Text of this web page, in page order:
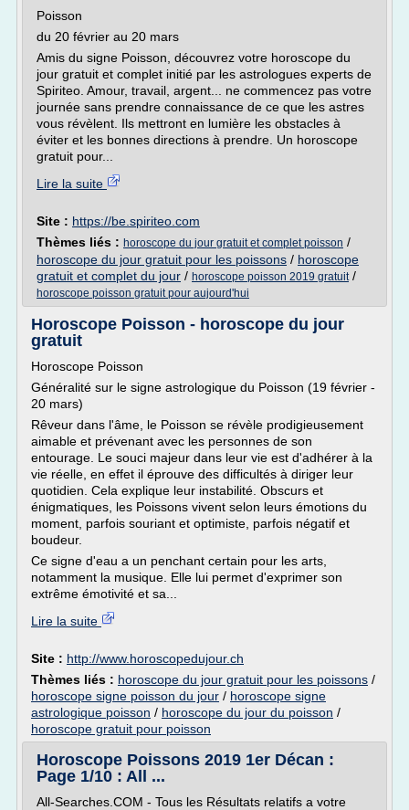
Poisson
du 20 février au 20 mars
Amis du signe Poisson, découvrez votre horoscope du
jour gratuit et complet initié par les astrologues experts de
Spiriteo. Amour, travail, argent... ne commencez pas votre
journée sans prendre connaissance de ce que les astres
vous révèlent. Ils mettront en lumière les obstacles à
éviter et les bonnes directions à prendre. Un horoscope
gratuit pour...
Lire la suite
Site : https://be.spiriteo.com
Thèmes liés : horoscope du jour gratuit et complet poisson /
horoscope du jour gratuit pour les poissons / horoscope
gratuit et complet du jour / horoscope poisson 2019 gratuit/
horoscope poisson gratuit pour aujourd'hui
Horoscope Poisson - horoscope du jour
gratuit
Horoscope Poisson
Généralité sur le signe astrologique du Poisson (19 février -
20 mars)
Rêveur dans l'âme, le Poisson se révèle prodigieusement
aimable et prévenant avec les personnes de son
entourage. Le souci majeur dans leur vie est d'adhérer à la
vie réelle, en effet il éprouve des difficultés à diriger leur
quotidien. Cela explique leur instabilité. Obscurs et
énigmatiques, les Poissons vivent selon leurs émotions du
moment, parfois souriant et optimiste, parfois négatif et
boudeur.
Ce signe d'eau a un penchant certain pour les arts,
notamment la musique. Elle lui permet d'exprimer son
extrême émotivité et sa...
Lire la suite
Site : http://www.horoscopedujour.ch
Thèmes liés : horoscope du jour gratuit pour les poissons /
horoscope signe poisson du jour / horoscope signe
astrologique poisson / horoscope du jour du poisson /
horoscope gratuit pour poisson
Horoscope Poissons 2019 1er Décan :
Page 1/10 : All ...
All-Searches.COM - Tous les Résultats relatifs a votre